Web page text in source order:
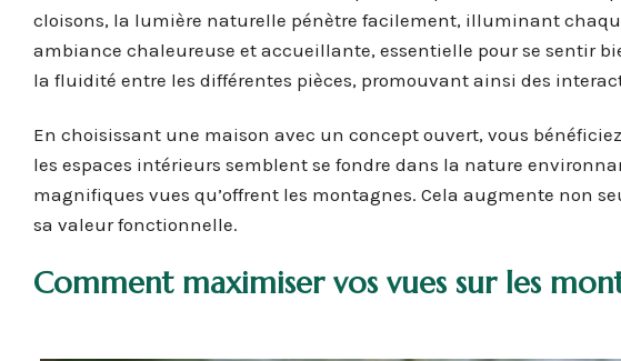
cloisons, la lumière naturelle pénètre facilement, illuminant
ambiance chaleureuse et accueillante, essentielle pour se sentir
la fluidité entre les différentes pièces, promouvant ainsi des
En choisissant une maison avec un concept ouvert, vous
les espaces intérieurs semblent se fondre dans la nature
magnifiques vues qu’offrent les montagnes. Cela augmente non
sa valeur fonctionnelle.
Comment maximiser vos vues sur les